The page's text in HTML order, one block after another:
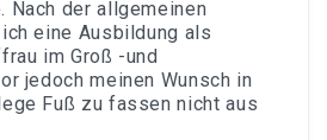
Nach der allgemeinen
eine Ausbildung als
im Groß -und
jedoch meinen Wunsch in
Fuß zu fassen nicht aus